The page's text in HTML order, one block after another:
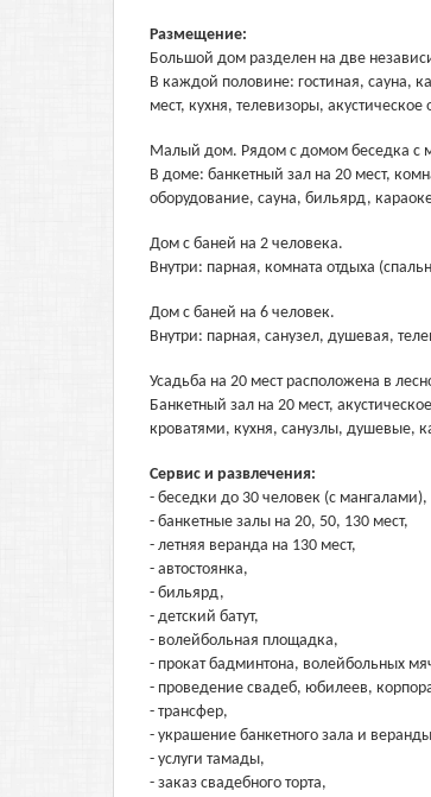
Размещение:
Большой дом разделен на две
В каждой половине: гостиная, сауна,
мест, кухня, телевизоры,
Малый дом. Рядом с домом беседка с
В доме: банкетный зал на 20 мест,
оборудование, сауна, бильярд,
Дом с баней на 2 человека.
Внутри: парная, комната отдыха
Дом с баней на 6 человек.
Внутри: парная, санузел, душевая,
Усадьба на 20 мест расположена в
Банкетный зал на 20 мест,
кроватями, кухня, санузлы, душевые,
Сервис и развлечения:
- беседки до 30 человек (с мангалами),
- банкетные залы на 20, 50, 130 мест,
- летняя веранда на 130 мест,
- автостоянка,
- бильярд,
- детский батут,
- волейбольная площадка,
- прокат бадминтона, волейбольных
- проведение свадеб, юбилеев,
- трансфер,
- украшение банкетного зала и
- услуги тамады,
- заказ свадебного торта,